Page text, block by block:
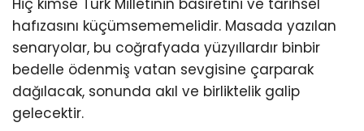
hafızasını küçümsememelidir. Masada yazılan
senaryolar, bu coğrafyada yüzyıllardır binbir
bedelle ödenmiş vatan sevgisine çarparak
dağılacak, sonunda akıl ve birliktelik galip
gelecektir.